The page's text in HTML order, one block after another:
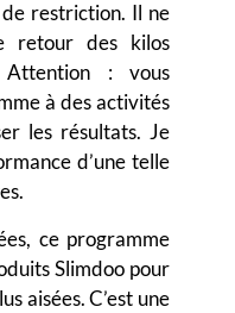
restriction. Il ne
retour des kilos
Attention : vous
à des activités
les résultats. Je
d’une telle
ce programme
Slimdoo pour
aisées. C’est une